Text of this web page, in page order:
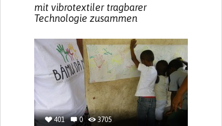
mit vibrotextiler tragbarer
Technologie zusammen
401 0 3705